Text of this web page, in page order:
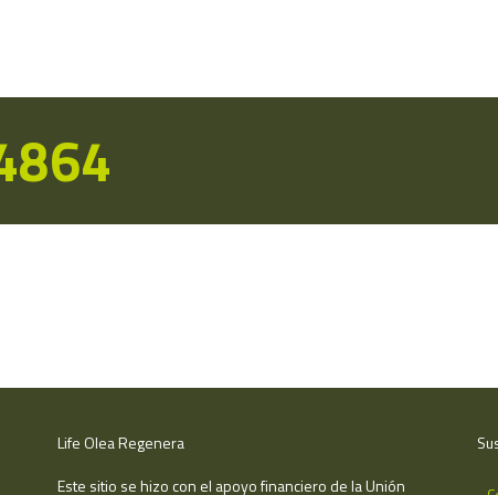
Life Olea Regenera
Este sitio se hizo con el apoyo financiero de la Unión